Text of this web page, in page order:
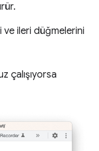
ve ileri düğmelerini
çalışıyorsa